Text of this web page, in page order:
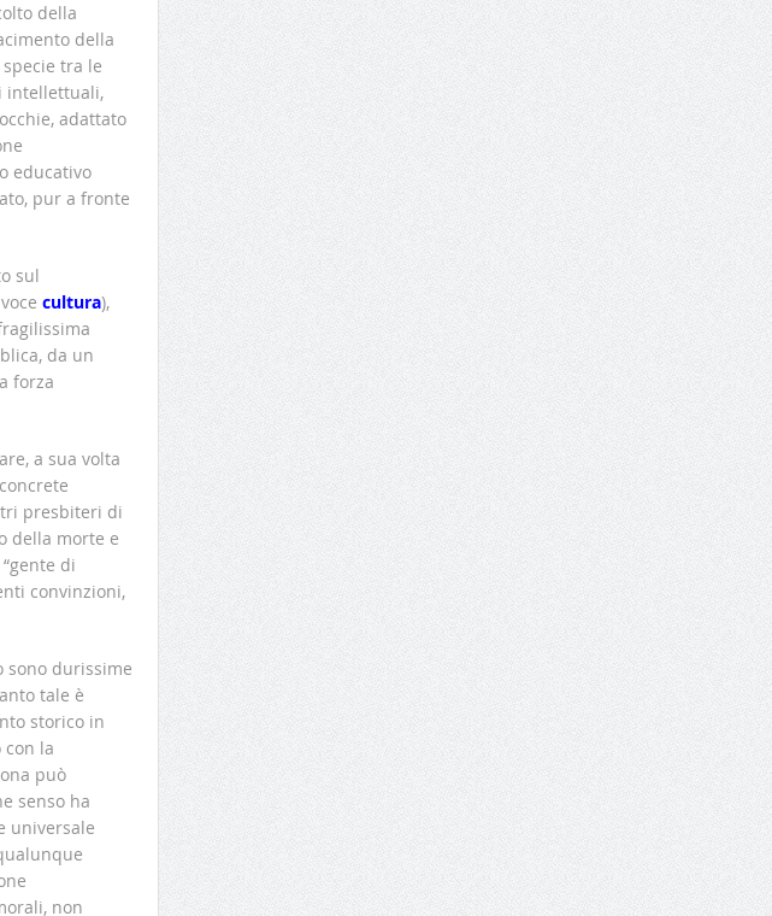
della
della
tra le
intellettuali,
adattato
educativo
pur a fronte
sul
cultura),
da un
forza
a sua volta
presbiteri di
della morte e
di
convinzioni,
sono durissime
tale è
storico in
con la
può
senso ha
universale
non